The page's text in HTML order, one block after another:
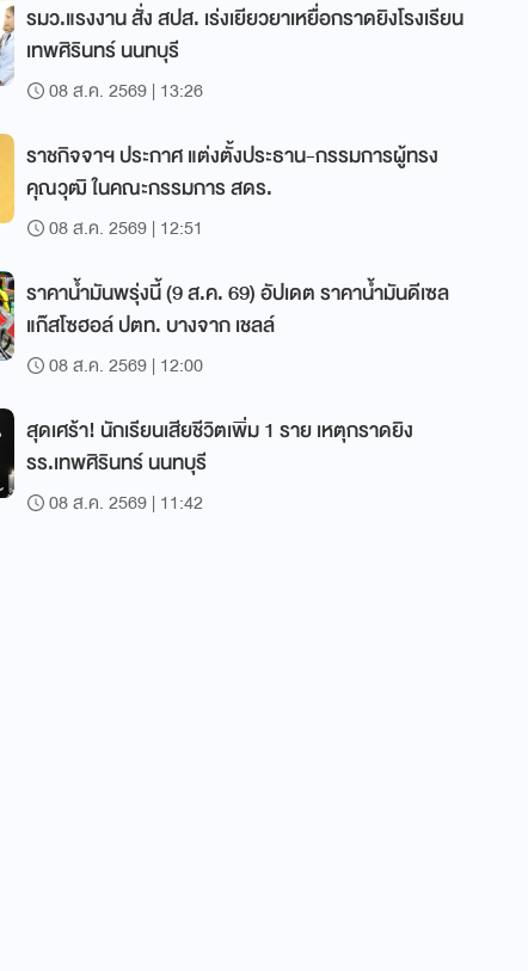
รมว.แรงงาน สั่ง สปส. เร่งเยียวยาเหยื่อกราดยิงโรงเรียน
เทพศิรินทร์ นนทบุรี
08 ส.ค. 2569 | 13:26
ราชกิจจาฯ ประกาศ แต่งตั้งประธาน-กรรมการผู้ทรง
คุณวุฒิ ในคณะกรรมการ สดร.
08 ส.ค. 2569 | 12:51
ราคาน้ำมันพรุ่งนี้ (9 ส.ค. 69) อัปเดต ราคาน้ำมันดีเซล
แก๊สโซฮอล์ ปตท. บางจาก เชลล์
08 ส.ค. 2569 | 12:00
สุดเศร้า! นักเรียนเสียชีวิตเพิ่ม 1 ราย เหตุกราดยิง
รร.เทพศิรินทร์ นนทบุรี
08 ส.ค. 2569 | 11:42